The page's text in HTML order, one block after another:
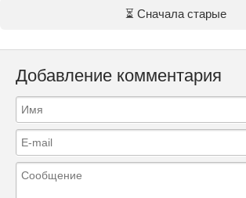
⏳ Сначала старые
Добавление комментария